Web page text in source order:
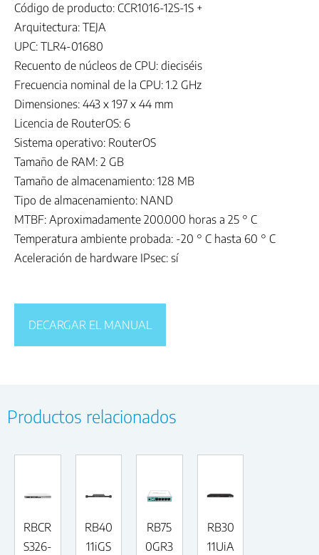
Código de producto: CCR1016-12S-1S +
Arquitectura: TEJA
UPC: TLR4-01680
Recuento de núcleos de CPU: dieciséis
Frecuencia nominal de la CPU: 1.2 GHz
Dimensiones: 443 x 197 x 44 mm
Licencia de RouterOS: 6
Sistema operativo: RouterOS
Tamaño de RAM: 2 GB
Tamaño de almacenamiento: 128 MB
Tipo de almacenamiento: NAND
MTBF: Aproximadamente 200.000 horas a 25 ° C
Temperatura ambiente probada: -20 ° C hasta 60 ° C
Aceleración de hardware IPsec: sí
DECARGAR EL MANUAL
Productos relacionados
RBCR
S326-
RB40
11iGS
RB75
0GR3
RB30
11UiA